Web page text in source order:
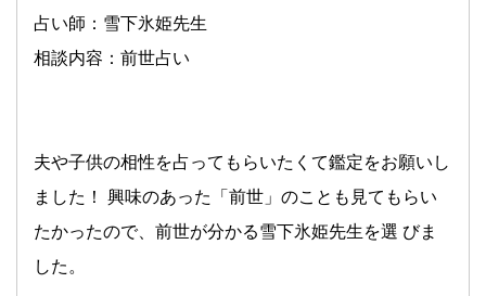
占い師：雪下氷姫先生
相談内容：前世占い
夫や子供の相性を占ってもらいたくて鑑定をお願いし
ました！ 興味のあった「前世」のことも見てもらい
たかったので、前世が分かる雪下氷姫先生を選 びま
した。